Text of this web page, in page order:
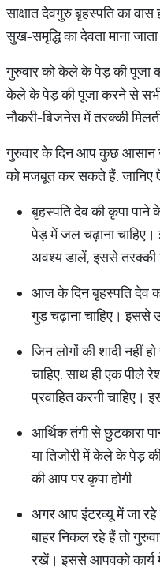
साक्षात देवगुरु बृहस्पति का वास
सुख-समृद्धि का देवता माना
गुरुवार को केले के पेड़ की पूजा
केले के पेड़ की पूजा करने से
नौकरी-बिजनेस में तरक्की
गुरुवार के दिन आप कुछ आसान
को मजबूत कर सकते हैं. जानिए
बृहस्पति देव की कृपा
पेड़ में जल चढ़ाना
अवश्य डालें, इससे तरक्की
आज के दिन बृहस्पति देव
गुड़ चढ़ाना चाहिए। इससे
जिन लोगों की शादी नहीं
चाहिए. साथ ही एक पीले
प्रवाहित करनी चाहिए।
आर्थिक तंगी से छुटकारा
या तिजोरी में केले के पेड़
की आप पर कृपा होगी.
अगर आप इंटरव्यू में जा रहे
बाहर निकल रहे हैं तो
रखें। इससे आपवको कार्य